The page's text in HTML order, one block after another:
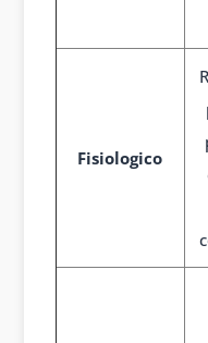
Fisiologico